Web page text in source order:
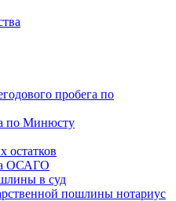
пробега по
по Минюсту
остатков
ОСАГО
в суд
пошлины нотариус